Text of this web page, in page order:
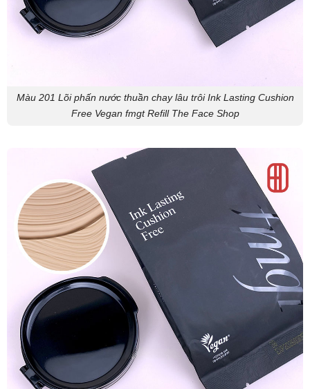
Màu 201 Lõi phấn nước thuần chay lâu trôi Ink Lasting Cushion
Free Vegan fmgt Refill The Face Shop